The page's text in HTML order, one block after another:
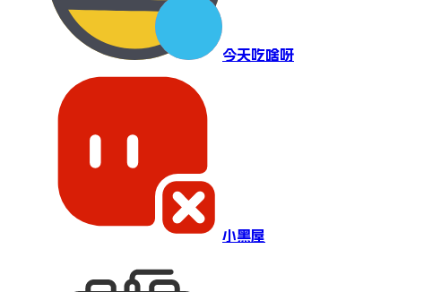
今天吃啥呀
小黑屋